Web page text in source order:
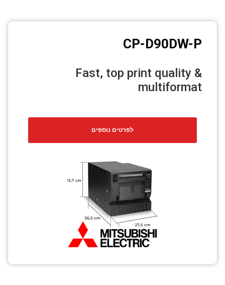
CCTV
Photo Printers
CP-D90DW-P
Fast, top print quality &
multiformat
לפרטים נוספים